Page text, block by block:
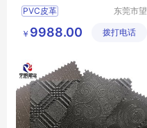
上门高价
PVC皮革
回收PU革 回收人造革
东莞市望
布料商行
￥ 9988.00 拨打电话